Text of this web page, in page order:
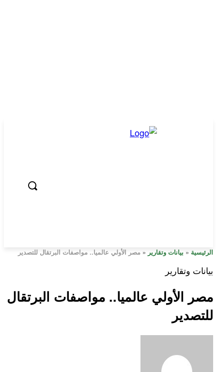
الرئيسية « بيانات وتقارير « مصر الأولي عالميا.. مواصفات البرتقال للتصدير
بيانات وتقارير
مصر الأولي عالميا.. مواصفات البرتقال
للتصدير